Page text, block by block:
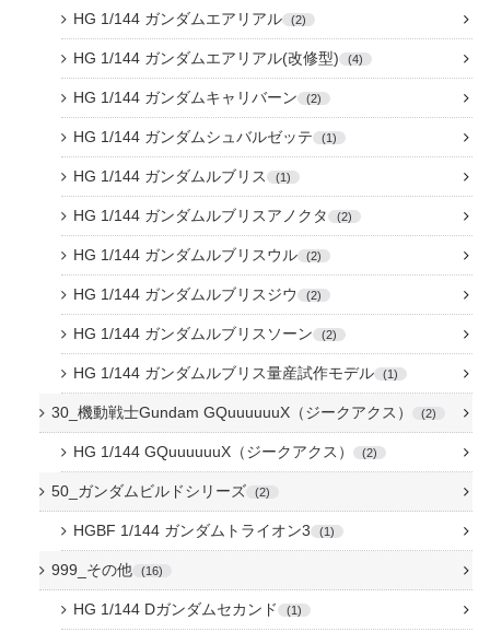
HG 1/144 ガンダムエアリアル 2
HG 1/144 ガンダムエアリアル(改修型) 4
HG 1/144 ガンダムキャリバーン 2
HG 1/144 ガンダムシュバルゼッテ 1
HG 1/144 ガンダムルブリス 1
HG 1/144 ガンダムルブリスアノクタ 2
HG 1/144 ガンダムルブリスウル 2
HG 1/144 ガンダムルブリスジウ 2
HG 1/144 ガンダムルブリスソーン 2
HG 1/144 ガンダムルブリス量産試作モデル 1
30_機動戦士Gundam GQuuuuuuX（ジークアクス） 2
HG 1/144 GQuuuuuuX（ジークアクス） 2
50_ガンダムビルドシリーズ 2
HGBF 1/144 ガンダムトライオン3 1
999_その他 16
HG 1/144 Dガンダムセカンド 1